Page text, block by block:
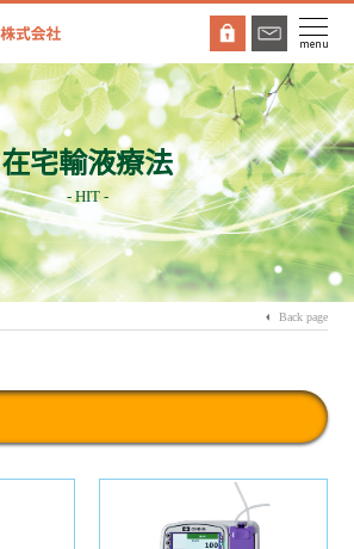
menu
在宅輸液療法
- HIT -
Back page